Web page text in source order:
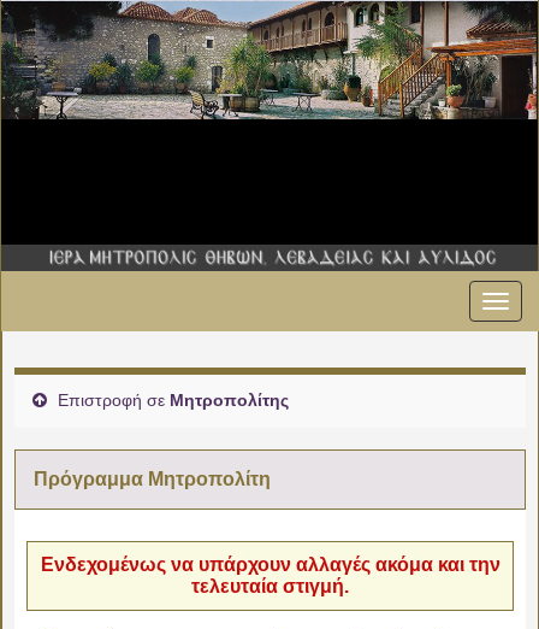
Επιστροφή σε Μητροπολίτης
Πρόγραμμα Μητροπολίτη
Ενδεχομένως να υπάρχουν αλλαγές ακόμα και την
τελευταία στιγμή.
02:00